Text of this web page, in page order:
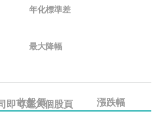
年化標準差
最大降幅
收盤價 漲跌幅